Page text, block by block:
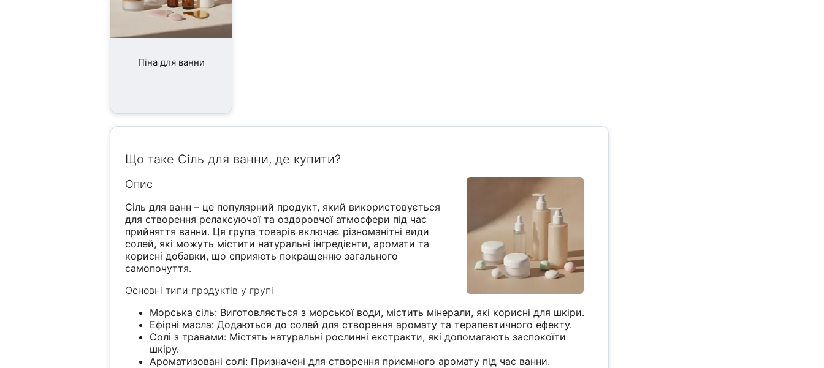
Піна для ванни
Що таке Сіль для ванни, де купити?
Опис
Сіль для ванн – це популярний продукт, який використовується
для створення релаксуючої та оздоровчої атмосфери під час
прийняття ванни. Ця група товарів включає різноманітні види
солей, які можуть містити натуральні інгредієнти, аромати та
корисні добавки, що сприяють покращенню загального
самопочуття.
Основні типи продуктів у групі
Морська сіль: Виготовляється з морської води, містить мінерали, які корисні для шкіри.
Ефірні масла: Додаються до солей для створення аромату та терапевтичного ефекту.
Солі з травами: Містять натуральні рослинні екстракти, які допомагають заспокоїти
шкіру.
Ароматизовані солі: Призначені для створення приємного аромату під час ванни.